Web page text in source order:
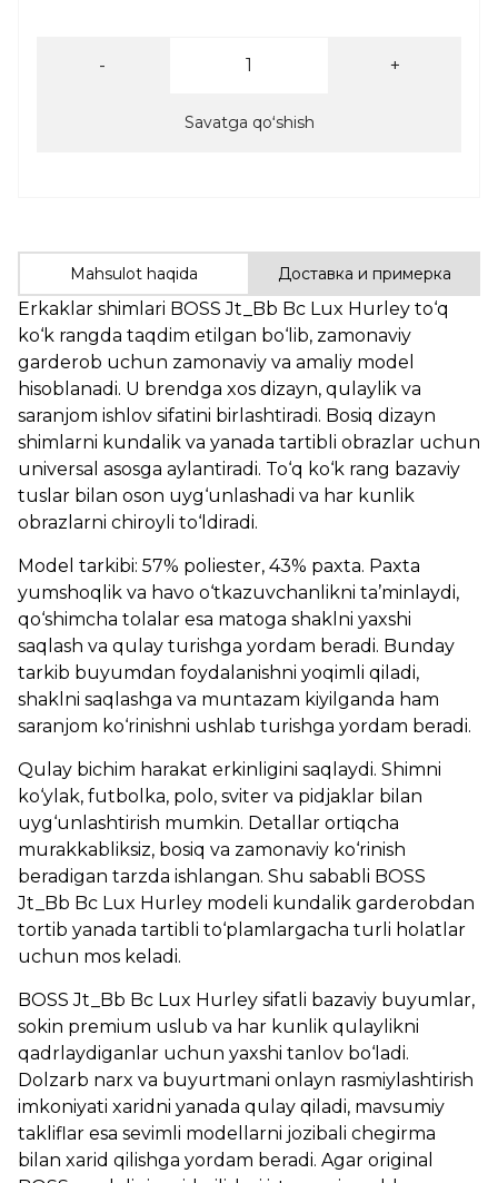
- +
Savatga qoʻshish
Mahsulot haqida Доставка и примерка
Erkaklar shimlari BOSS Jt_Bb Bc Lux Hurley to‘q
ko‘k rangda taqdim etilgan bo‘lib, zamonaviy
garderob uchun zamonaviy va amaliy model
hisoblanadi. U brendga xos dizayn, qulaylik va
saranjom ishlov sifatini birlashtiradi. Bosiq dizayn
shimlarni kundalik va yanada tartibli obrazlar uchun
universal asosga aylantiradi. To‘q ko‘k rang bazaviy
tuslar bilan oson uyg‘unlashadi va har kunlik
obrazlarni chiroyli to‘ldiradi.
Model tarkibi: 57% poliester, 43% paxta. Paxta
yumshoqlik va havo o‘tkazuvchanlikni ta’minlaydi,
qo‘shimcha tolalar esa matoga shaklni yaxshi
saqlash va qulay turishga yordam beradi. Bunday
tarkib buyumdan foydalanishni yoqimli qiladi,
shaklni saqlashga va muntazam kiyilganda ham
saranjom ko‘rinishni ushlab turishga yordam beradi.
Qulay bichim harakat erkinligini saqlaydi. Shimni
ko‘ylak, futbolka, polo, sviter va pidjaklar bilan
uyg‘unlashtirish mumkin. Detallar ortiqcha
murakkabliksiz, bosiq va zamonaviy ko‘rinish
beradigan tarzda ishlangan. Shu sababli BOSS
Jt_Bb Bc Lux Hurley modeli kundalik garderobdan
tortib yanada tartibli to‘plamlargacha turli holatlar
uchun mos keladi.
BOSS Jt_Bb Bc Lux Hurley sifatli bazaviy buyumlar,
sokin premium uslub va har kunlik qulaylikni
qadrlaydiganlar uchun yaxshi tanlov bo‘ladi.
Dolzarb narx va buyurtmani onlayn rasmiylashtirish
imkoniyati xaridni yanada qulay qiladi, mavsumiy
takliflar esa sevimli modellarni jozibali chegirma
bilan xarid qilishga yordam beradi. Agar original